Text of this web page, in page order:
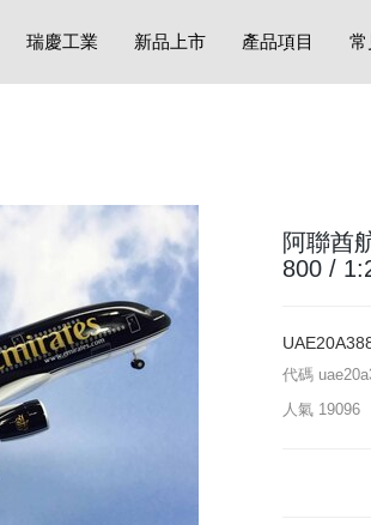
瑞慶工業 新品上市 產品項目 常
阿聯酋
800 /
代碼
人氣 19096